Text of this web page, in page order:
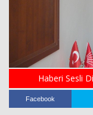
Haberi Sesli
Facebook